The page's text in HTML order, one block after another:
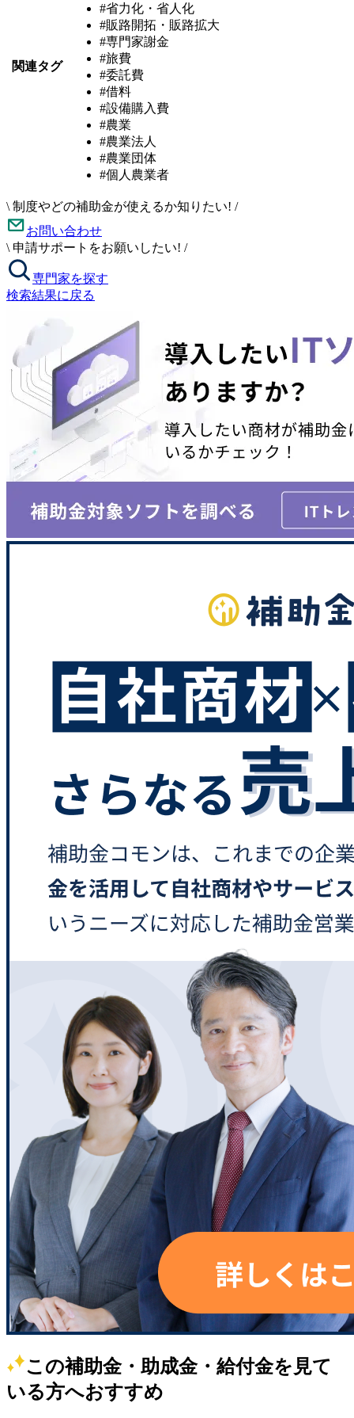
関連タグ
#省力化・省人化
#販路開拓・販路拡大
#専門家謝金
#旅費
#委託費
#借料
#設備購入費
#農業
#農業法人
#農業団体
#個人農業者
\ 制度やどの補助金が使えるか知りたい! /
お問い合わせ
\ 申請サポートをお願いしたい! /
専門家を探す
検索結果に戻る
この補助金・助成金・給付金を見て
いる方へおすすめ